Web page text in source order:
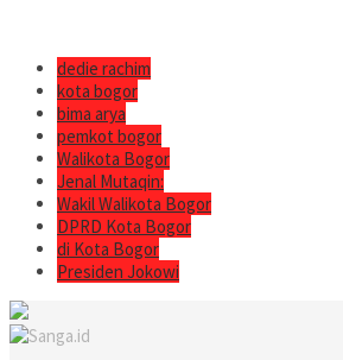
dedie rachim
kota bogor
bima arya
pemkot bogor
Walikota Bogor
Jenal Mutaqin:
Wakil Walikota Bogor
DPRD Kota Bogor
di Kota Bogor
Presiden Jokowi